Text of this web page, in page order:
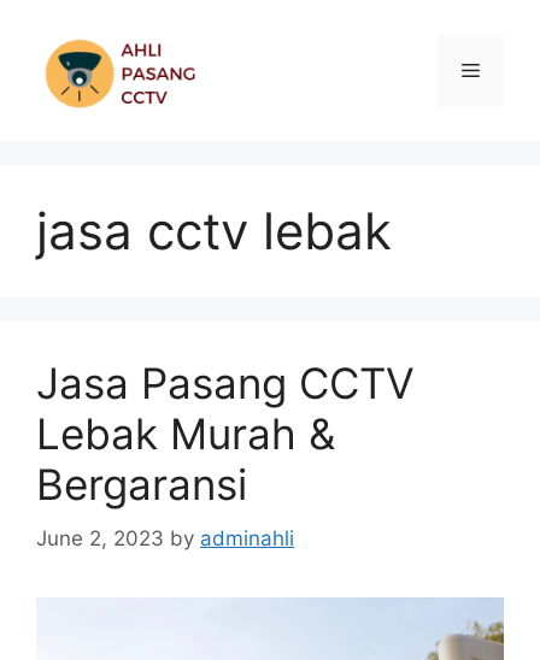
content
Menu
jasa cctv lebak
Jasa Pasang CCTV
Lebak Murah &
Bergaransi
June 2, 2023 by adminahli